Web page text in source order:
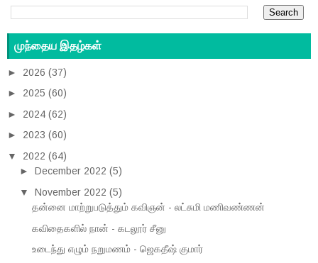
முந்தைய இதழ்கள்
► 2026 (37)
► 2025 (60)
► 2024 (62)
► 2023 (60)
▼
2022 (64)
► December 2022 (5)
▼
November 2022 (5)
தன்னை மாற்றுபடுத்தும் கவிஞன் - லட்சுமி மணிவண்ணன்
கவிதைகளில் நான் - கடலூர் சீனு
உடைந்து எழும் நறுமணம் - ஜெகதீஷ் குமார்